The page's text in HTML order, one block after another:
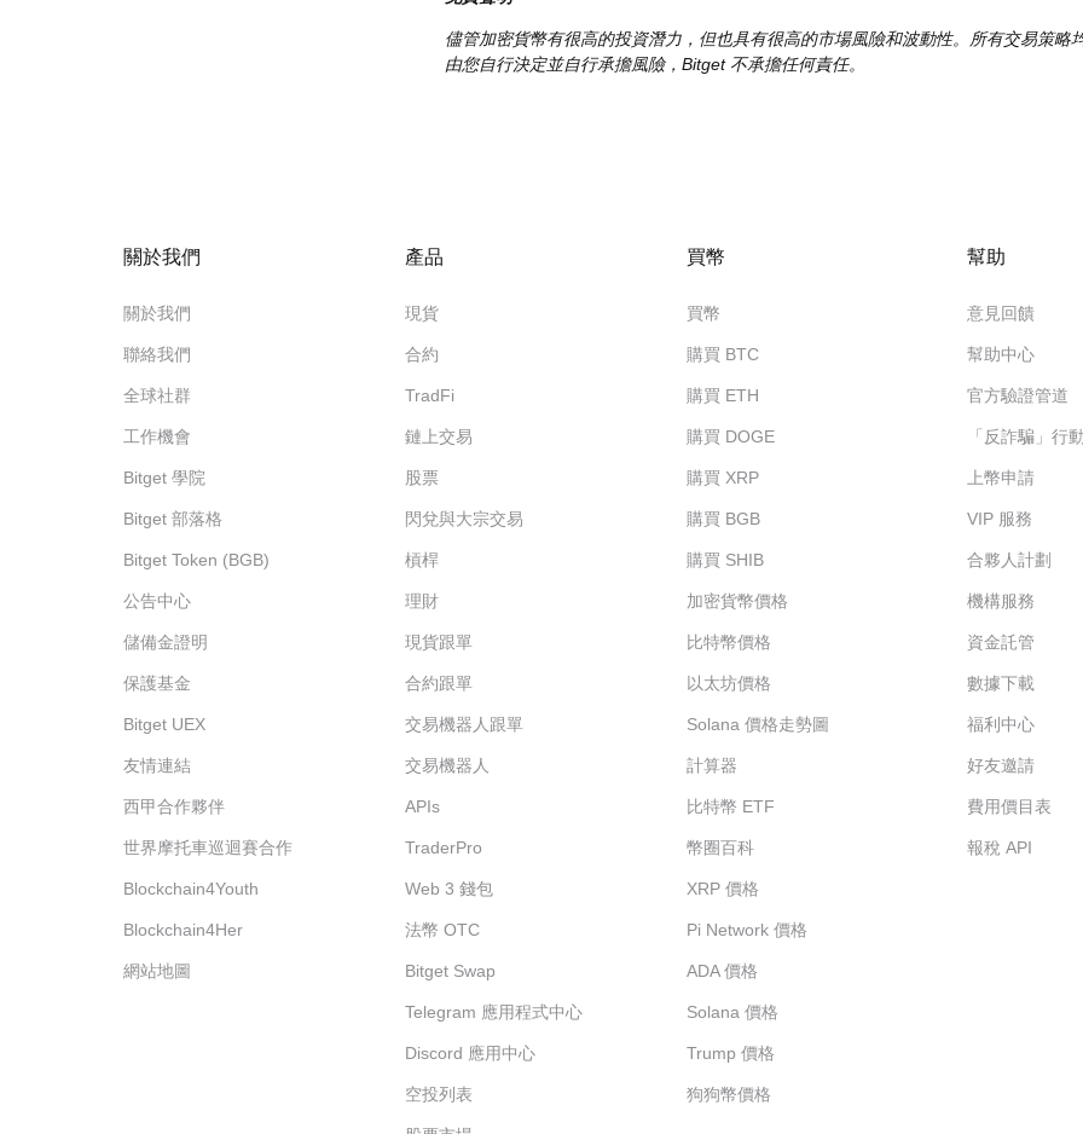
儘管加密貨幣有很高的投資潛力，但也具有很高的市場風險和波動性。所有交易策略
由您自行決定並自行承擔風險，Bitget 不承擔任何責任。
關於我們
關於我們
聯絡我們
全球社群
工作機會
Bitget 學院
Bitget 部落格
Bitget Token (BGB)
公告中心
儲備金證明
保護基金
Bitget UEX
友情連結
西甲合作夥伴
世界摩托車巡迴賽合作
Blockchain4Youth
Blockchain4Her
網站地圖
產品
現貨
合約
TradFi
鏈上交易
股票
閃兌與大宗交易
槓桿
理財
現貨跟單
合約跟單
交易機器人跟單
交易機器人
APIs
TraderPro
Web 3 錢包
法幣 OTC
Bitget Swap
Telegram 應用程式中心
Discord 應用中心
空投列表
買幣
買幣
購買 BTC
購買 ETH
購買 DOGE
購買 XRP
購買 BGB
購買 SHIB
加密貨幣價格
比特幣價格
以太坊價格
Solana 價格走勢圖
計算器
比特幣 ETF
幣圈百科
XRP 價格
Pi Network 價格
ADA 價格
Solana 價格
Trump 價格
狗狗幣價格
幫助
意見回饋
幫助中心
官方驗證管道
「反詐騙」行
上幣申請
VIP 服務
合夥人計劃
機構服務
資金託管
數據下載
福利中心
好友邀請
費用價目表
報稅 API